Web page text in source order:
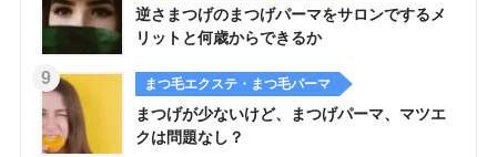
逆さまつげのまつげパーマをサロンでするメ
リットと何歳からできるか
まつ毛エクステ・まつ毛パーマ
まつげが少ないけど、まつげパーマ、マツエ
クは問題なし？